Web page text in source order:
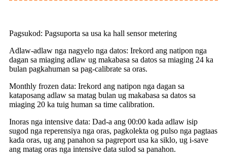
Pagsukod: Pagsuporta sa usa ka hall sensor metering
Adlaw-adlaw nga nagyelo nga datos: Irekord ang natipon nga
dagan sa miaging adlaw ug makabasa sa datos sa miaging 24 ka
bulan pagkahuman sa pag-calibrate sa oras.
Monthly frozen data: Irekord ang natipon nga dagan sa
kataposang adlaw sa matag bulan ug makabasa sa datos sa
miaging 20 ka tuig human sa time calibration.
Inoras nga intensive data: Dad-a ang 00:00 kada adlaw isip
sugod nga reperensiya nga oras, pagkolekta og pulso nga pagtaas
kada oras, ug ang panahon sa pagreport usa ka siklo, ug i-save
ang matag oras nga intensive data sulod sa panahon.